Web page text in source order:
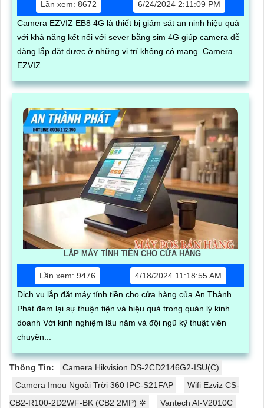
Lần xem: 8672
6/24/2024 2:11:09 PM
Camera EZVIZ EB8 4G là thiết bị giám sát an ninh hiệu quả
với khả năng kết nối với sever bằng sim 4G giúp camera dễ
dàng lắp đặt được ở những vị trí không có mạng. Camera
EZVIZ...
LẮP MÁY TÍNH TIỀN CHO CỬA HÀNG
Lần xem: 9476
4/18/2024 11:18:55 AM
Dịch vụ lắp đặt máy tính tiền cho cửa hàng của An Thành
Phát đem lại sự thuận tiện và hiệu quả trong quản lý kinh
doanh Với kinh nghiệm lâu năm và đội ngũ kỹ thuật viên
chuyên...
Thông Tin:
Camera Hikvision DS-2CD2146G2-ISU(C)
Camera Imou Ngoài Trời 360 IPC-S21FAP
Wifi Ezviz CS-
CB2-R100-2D2WF-BK (CB2 2MP) ✲
Vantech AI-V2010C